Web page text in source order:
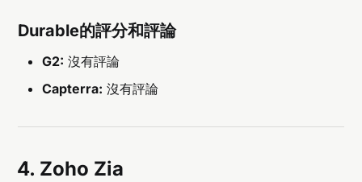
Durable的評分和評論
G2: 沒有評論
Capterra: 沒有評論
4. Zoho Zia